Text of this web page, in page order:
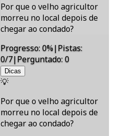
Por que o velho agricultor
morreu no local depois de
chegar ao condado?
Progresso:0%|Pistas:
0/7|Perguntado:0
Dicas
💡
Por que o velho agricultor
morreu no local depois de
chegar ao condado?